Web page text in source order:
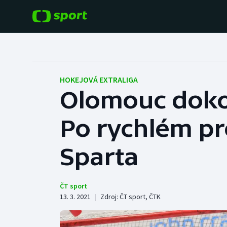
Hokej
Tenis
Atletika
Cyklistika
Baseball a softbal
Basketbal
HOKEJOVÁ EXTRALIGA
Olomouc
Po rychlém
Sparta
ČT sport
13. 3. 2021 | Zdroj: ČT sport, ČTK